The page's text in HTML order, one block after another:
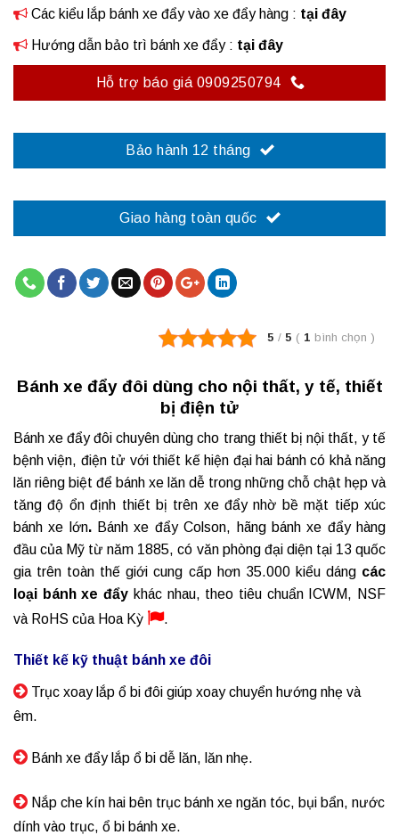
Các kiểu lắp bánh xe đẩy vào xe đẩy hàng : tại đây
Hướng dẫn bảo trì bánh xe đẩy: tại đây
Hỗ trợ báo giá 0909250794
Bảo hành 12 tháng
Giao hàng toàn quốc
5 / 5 ( 1 bình chọn )
Bánh xe đẩy đôi dùng cho nội thất, y tế, thiết
bị điện tử
Bánh xe đẩy đôi chuyên dùng cho trang thiết bị nội thất, y tế
bệnh viện, điện tử với thiết kế hiện đại hai bánh có khả năng
lăn riêng biệt để bánh xe lăn dễ trong những chỗ chật hẹp và
tăng độ ổn định thiết bị trên xe đẩy nhờ bề mặt tiếp xúc
bánh xe lớn. Bánh xe đẩy Colson, hãng bánh xe đẩy hàng
đầu của Mỹ từ năm 1885, có văn phòng đại diện tại 13 quốc
gia trên toàn thế giới cung cấp hơn 35.000 kiểu dáng các
loại bánh xe đẩy khác nhau, theo tiêu chuẩn ICWM, NSF
và RoHS của Hoa Kỳ
.
Thiết kế kỹ thuật bánh xe đôi
Trục xoay lắp ổ bi đôi giúp xoay chuyển hướng nhẹ và
êm.
Bánh xe đẩy lắp ổ bi dễ lăn, lăn nhẹ.
Nắp che kín hai bên trục bánh xe ngăn tóc, bụi bẩn, nước
dính vào trục, ổ bi bánh xe.